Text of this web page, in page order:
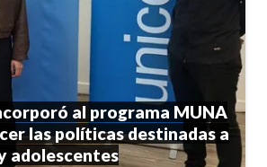
al programa MUNA
las políticas destinadas a
adolescentes